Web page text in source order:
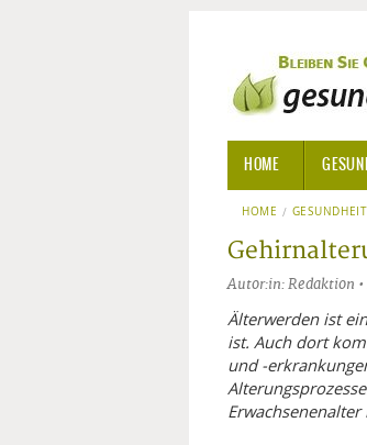
HOME
HOME GESUNDHEIT
Autor:in: Redaktion
Älterwerden ist
ist. Auch dort
und -